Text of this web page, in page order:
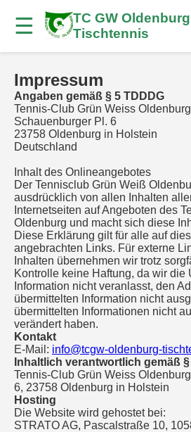
☰
TC GW
Tischtennis
Impressum
Angaben gemäß § 5 TDDDG
Tennis-Club Grün Weiss Oldenburg
Schauenburger Pl. 6
23758 Oldenburg in Holstein
Deutschland
Inhalt des Onlineangebotes
Der Tennisclub Grün Weiß
ausdrücklich von allen Inhalten
Internetseiten auf Angeboten des
Oldenburg und macht sich diese
Diese Erklärung gilt für alle auf
angebrachten Links. Für externe
Inhalten übernehmen wir trotz
Kontrolle keine Haftung, da wir die
Information nicht veranlasst, den
übermittelten Information nicht
übermittelten Informationen nicht
verändert haben.
Kontakt
E-Mail: info@tcgw-oldenburg-
Inhaltlich verantwortlich gemäß §
Tennis-Club Grün Weiss
6, 23758 Oldenburg in Holstein
Hosting
Die Website wird gehostet bei:
STRATO AG, Pascalstraße 10,